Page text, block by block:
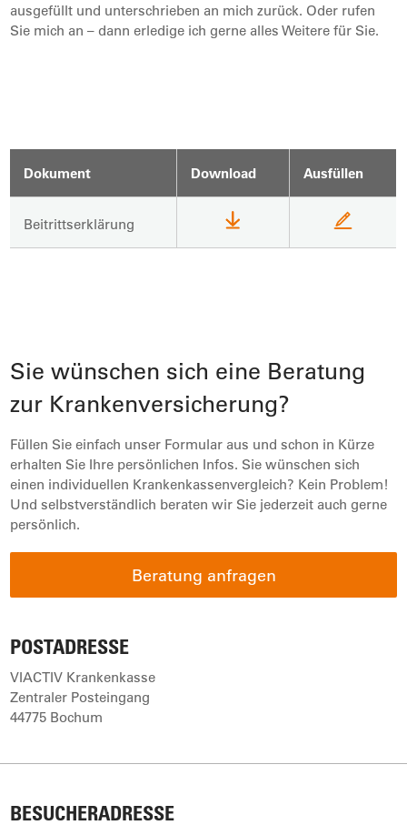
ausgefüllt und unterschrieben an mich zurück. Oder rufen
Sie mich an – dann erledige ich gerne alles Weitere für Sie.
Dokument Download Ausfüllen
Beitrittserklärung
Sie wünschen sich eine Beratung
zur Krankenversicherung?
Füllen Sie einfach unser Formular aus und schon in Kürze
erhalten Sie Ihre persönlichen Infos. Sie wünschen sich
einen individuellen Krankenkassenvergleich? Kein Problem!
Und selbstverständlich beraten wir Sie jederzeit auch gerne
persönlich.
Beratung anfragen
POSTADRESSE
VIACTIV Krankenkasse
Zentraler Posteingang
44775 Bochum
BESUCHERADRESSE